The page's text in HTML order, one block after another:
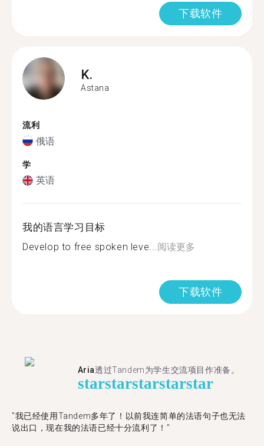
下载软件
K.
Astana
流利
俄语
学
英语
我的语言学习目标
Develop to free spoken leve...阅读更多
下载软件
Aria透过Tandem为学生交流项目作准备。
starstarstarstarstar
"​​我已经使用Tandem多年了！以前我连简单的法语句子也无法
说出口，现在我的法语已经十分流利了！"